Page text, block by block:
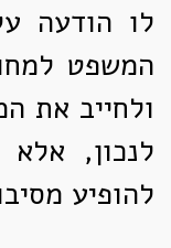
לו הודעה
המשפט
ולחייב את
לנכון,
להופיע